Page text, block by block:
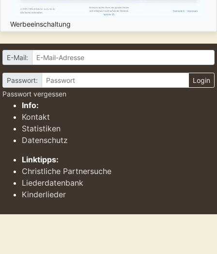
Werbeeinschaltung
E-Mail:
Passwort:
Login
Passwort vergessen
Info:
Kontakt
Statistiken
Datenschutz
Linktipps:
Christliche Partnersuche
Liederdatenbank
Kinderlieder